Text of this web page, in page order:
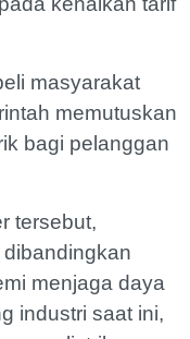
masyarakat
memutuskan
bagi pelanggan
tersebut,
menjaga daya
industri saat ini,